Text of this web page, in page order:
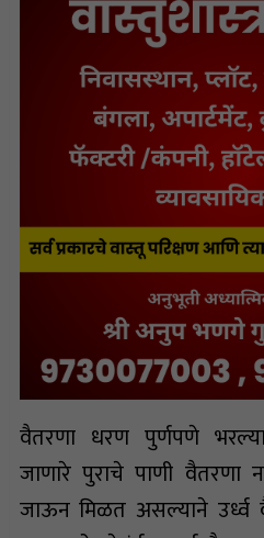
वैतरणा धरण पुर्णपणे
जाणारे पुराचे पाणी वैतरणा
जाऊन मिळत असल्याने उर्ध्व